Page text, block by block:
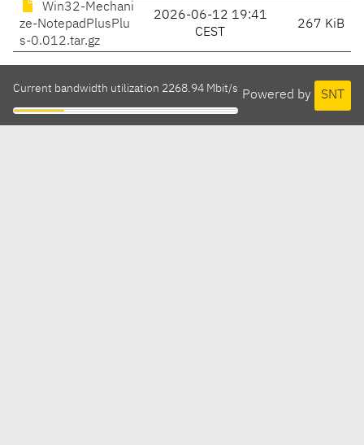
Win32-Mechani
ze-NotepadPlusPlu
s-0.012.tar.gz
2026-06-12 19:41
CEST
267 KiB
Powered by SNT
Current bandwidth utilization 2268.94 Mbit/s